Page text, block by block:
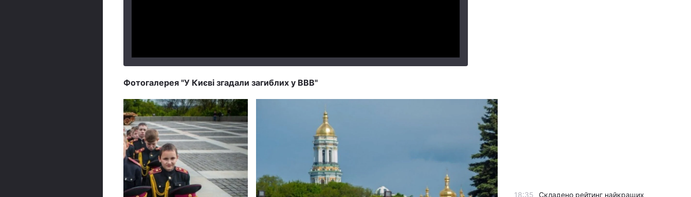
Фотогалерея "У Києві згадали загиблих у ВВВ"
18:35
Складено рейтинг найкращих